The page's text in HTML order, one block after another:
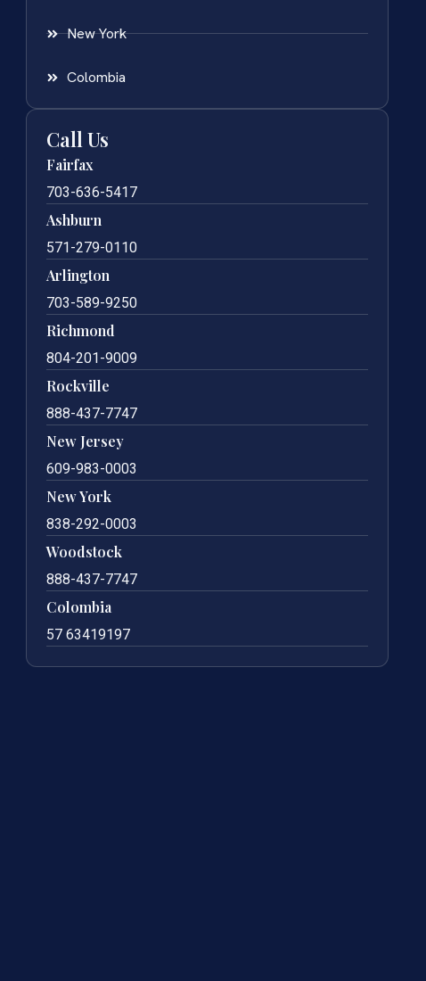
New York
Colombia
Call Us
Fairfax
703-636-5417
Ashburn
571-279-0110
Arlington
703-589-9250
Richmond
804-201-9009
Rockville
888-437-7747
New Jersey
609-983-0003
New York
838-292-0003
Woodstock
888-437-7747
Colombia
57 63419197